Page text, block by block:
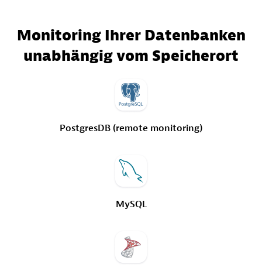
Monitoring Ihrer Datenbanken
unabhängig vom Speicherort
PostgresDB (remote monitoring)
MySQL